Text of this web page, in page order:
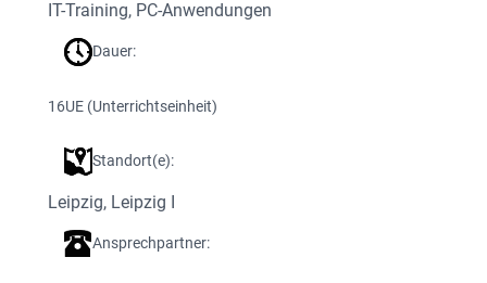
IT-Training, PC-Anwendungen
Dauer:
16UE (Unterrichtseinheit)
Standort(e):
Leipzig, Leipzig I
Ansprechpartner: